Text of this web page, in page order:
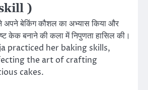
)
अपने बेकिंग कौशल का अभ्यास किया और
केक बनाने की कला में निपुणता हासिल की।
practiced her baking skills,
the art of crafting
cakes.